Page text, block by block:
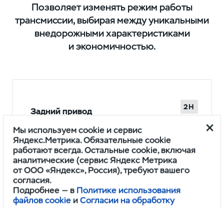
Позволяет изменять режим работы
трансмиссии, выбирая между уникальными
внедорожными характеристиками
и экономичностью.
Задний привод
Обеспечивает экономию топлива, так
как 100% крутящего момента
передается на заднюю ось.
2H
Мы используем cookie и сервис
Яндекс.Метрика. Обязательные cookie
работают всегда. Остальные cookie, включая
аналитические (сервис Яндекс Метрика
от ООО «Яндекс», Россия), требуют вашего
согласия.
Подробнее — в Политике использования
файлов cookie иСогласии на обработку